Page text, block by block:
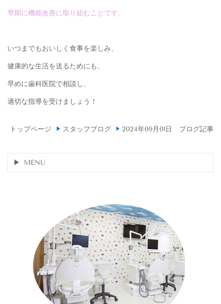
早期に機能改善に取り組むことです。
いつまでもおいしく食事を楽しみ、
健康的な生活を送るためにも、
早めに歯科医院で相談し、
適切な指導を受けましょう！
トップページ スタッフブログ 2024年09月01日 ブログ記事
MENU